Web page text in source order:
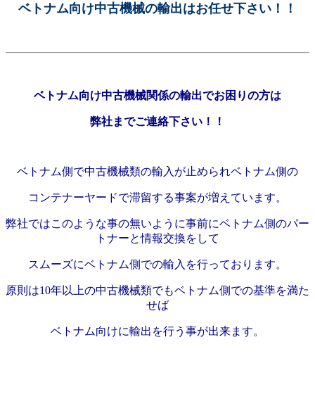
ベトナム向け中古機械の輸出はお任せ下さい！！
ベトナム向け中古機械関係の輸出でお困りの方は
弊社までご連絡下さい！！
ベトナム側で中古機械類の輸入が止められベトナム側の
コンテナーヤードで滞留する事案が増えています。
弊社ではこのような事の無いように事前にベトナム側のパー
トナーと情報交換をして
スムーズにベトナム側での輸入を行っております。
原則は10年以上の中古機械類でもベトナム側での基準を満た
せば
ベトナム向けに輸出を行う事が出来ます。